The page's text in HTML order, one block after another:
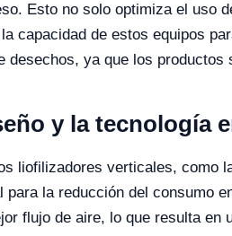
Esto no solo optimiza el uso
capacidad de estos equipos
desechos, ya que los
y la tecnología
liofilizadores verticales, como
para la reducción del consumo
flujo de aire, lo que resulta